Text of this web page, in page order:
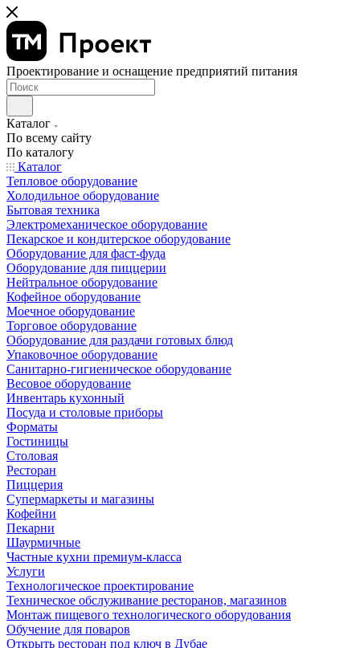
Проектирование и оснащение предприятий питания
Каталог
По всему сайту
По каталогу
Каталог
Тепловое оборудование
Холодильное оборудование
Бытовая техника
Электромеханическое оборудование
Пекарское и кондитерское оборудование
Оборудование для фаст-фуда
Оборудование для пиццерии
Нейтральное оборудование
Кофейное оборудование
Моечное оборудование
Торговое оборудование
Оборудование для раздачи готовых блюд
Упаковочное оборудование
Санитарно-гигиеническое оборудование
Весовое оборудование
Инвентарь кухонный
Посуда и столовые приборы
Форматы
Гостиницы
Столовая
Ресторан
Пиццерия
Супермаркеты и магазины
Кофейни
Пекарни
Шаурмичные
Частные кухни премиум-класса
Услуги
Технологическое проектирование
Техническое обслуживание ресторанов, магазинов
Монтаж пищевого технологического оборудования
Обучение для поваров
Открыть ресторан под ключ в Дубае